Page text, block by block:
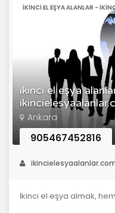
ikinci el eşya
IKINCI EL EŞYA ALANLAR -
Ankara
905467452816
İkinci el eşya almak,